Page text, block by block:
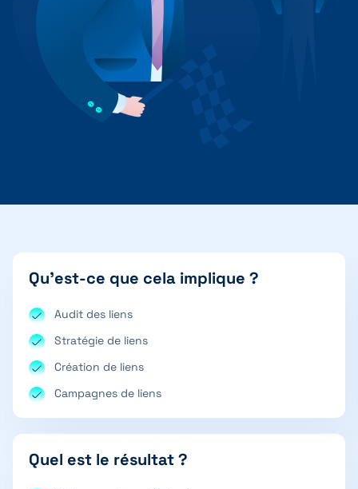
Qu'est-ce que cela implique ?
Audit des liens
Stratégie de liens
Création de liens
Campagnes de liens
Quel est le résultat ?